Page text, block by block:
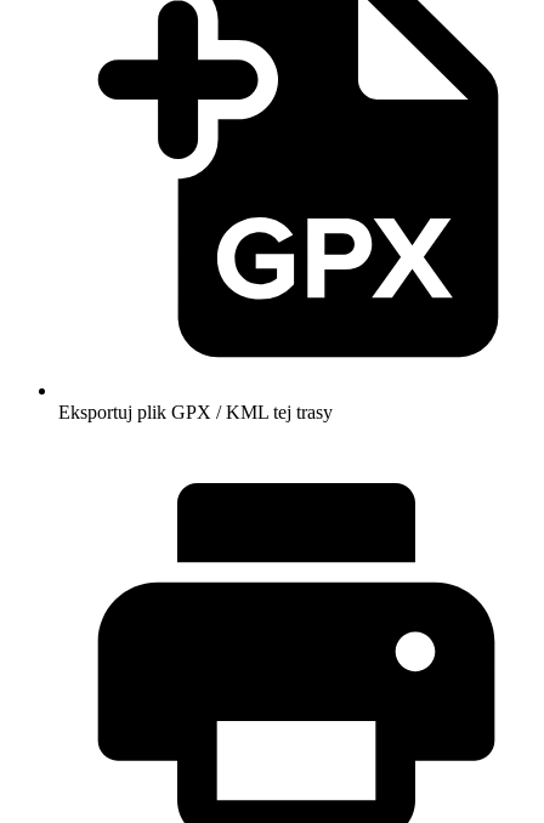
Eksportuj plik GPX / KML tej trasy